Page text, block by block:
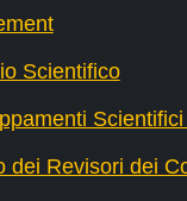
Scientifico
dei Revisori dei